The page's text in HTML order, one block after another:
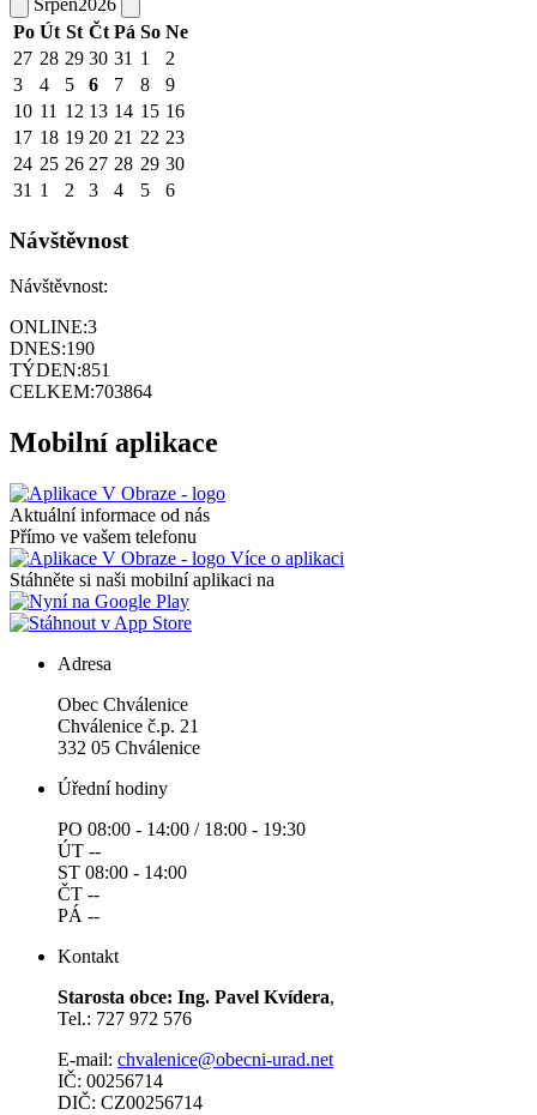
Srpen2026
Po Út St Čt Pá So Ne
27 28 29 30 31 1
2
3
4 5 6 7 8
9
10 11 12 13 14 15 16
17 18 19 20 21 22 23
24 25 26 27 28 29 30
31 1 2 3 4 5 6
Návštěvnost
Návštěvnost:
ONLINE:3
DNES:190
TÝDEN:851
CELKEM:703864
Mobilní aplikace
Aktuální informace od nás
Přímo ve vašem telefonu
Více o aplikaci
Stáhněte si naši mobilní aplikaci na
Adresa
Obec Chválenice
Chválenice č.p. 21
332 05 Chválenice
Úřední hodiny
PO 08:00 - 14:00 / 18:00 - 19:30
ÚT --
ST 08:00 - 14:00
ČT --
PÁ --
Kontakt
Starosta obce: Ing. Pavel Kvídera,
Tel.: 727 972 576
E-mail: chvalenice@obecni-urad.net
IČ: 00256714
DIČ: CZ00256714